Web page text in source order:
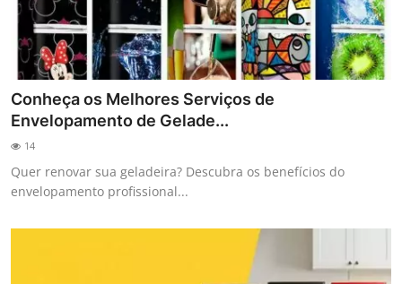
Galeria
Conheça os Melhores Serviços de
Envelopamento de Gelade...
14
Quer renovar sua geladeira? Descubra os benefícios do
envelopamento profissional...